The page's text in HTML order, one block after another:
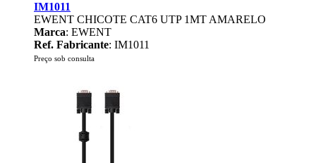
IM1011
EWENT CHICOTE CAT6 UTP 1MT AMARELO
Marca: EWENT
Ref. Fabricante: IM1011
Preço sob consulta